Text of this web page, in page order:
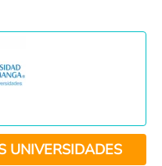
UNIVERSIDADES